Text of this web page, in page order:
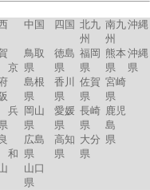
中国 四国 北九
州
南九
州
沖縄
京
兵
和
鳥取
県
島根
県
岡山
県
広島
県
山口
県
徳島
県
香川
県
愛媛
県
高知
県
福岡
県
佐賀
県
長崎
県
大分
県
熊本
県
宮崎
県
鹿児
島
県
沖縄
県